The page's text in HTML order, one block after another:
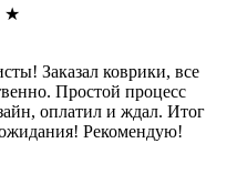
★
Заказал коврики, все
Простой процесс
оплатил и ждал. Итог
Рекомендую!